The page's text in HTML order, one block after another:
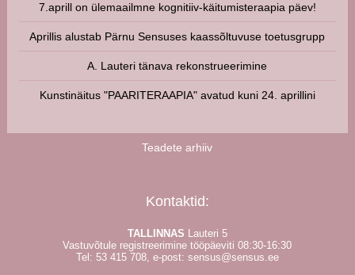
7.aprill on ülemaailmne kognitiiv-käitumisteraapia päev!
Aprillis alustab Pärnu Sensuses kaassõltuvuse toetusgrupp
A. Lauteri tänava rekonstrueerimine
Kunstinäitus "PAARITERAAPIA" avatud kuni 24. aprillini
Teadete arhiiv
Kontaktid:
TALLINNAS Lauteri 5
Vastuvõtule registreerimine tööpäeviti 08:30-16:30
Tel: 53 415 708, e-post: sensus@sensus.ee